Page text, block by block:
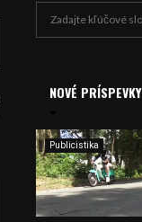
e
:
NOVÉ PRÍSPEVKY
Publicistika